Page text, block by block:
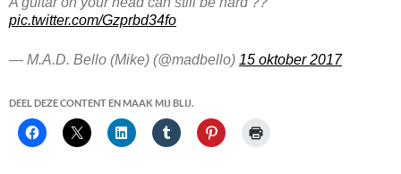
pic.twitter.com/Gzprbd34fo
— M.A.D. Bello (Mike) (@madbello) 15 oktober 2017
DEEL DEZE CONTENT EN MAAK MIJ BLIJ.